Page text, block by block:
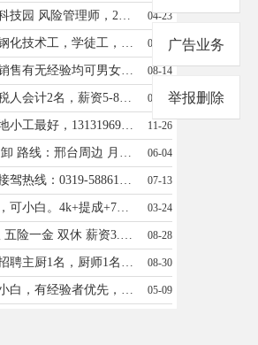
招聘，新华南路新华科技园 风险管理师，2500+提成+五险 单休，工作轻松，13082011797 04-23
邢台晶科玻璃招中空钢化技术工，学徒工，工资面议，地址：东华路与邢任公路交叉口西行600米路北，电话13131900032 09-10
恒天桥西店急招房产销售有无经验均可男女不限，月薪保底5千上不封顶，五险公休4天时间自由能接送孩子13223261082 08-14
本公司现招聘一般纳税人会计2名，薪资5-8k，双休，节假日休，五险，不含任何销售性质，联系电话17703296717 09-16
男30求日结工作，工地小工最好，13131969684 11-26
诚聘专职司机 不装不卸 路线：邢台周边 月休4天 底薪6000+ 有意联系13333095439 06-04
邢台帅帅代驾24小时接驾热线：0319-5886111 ，邢台地区内均可接单！微信公众好搜索帅帅代驾即可下单！ 07-13
电话销售，20到30岁，可小白。4k+提成+700开单奖+500话补+五险。微信：13292119763 03-24
达活泉附近 售后客服 五险一金 双休 薪资3.3-5k 电话：16633966252 08-28
桥西区内部招待餐厅招聘主厨1名，厨师1名，面点1名，4天公休+保险+福利，详询17731992391 08-30
招聘调度员，可接受小白，有经验者优先，待遇好，工资面议，联系电话18732910752 05-09
广告业务
举报删除